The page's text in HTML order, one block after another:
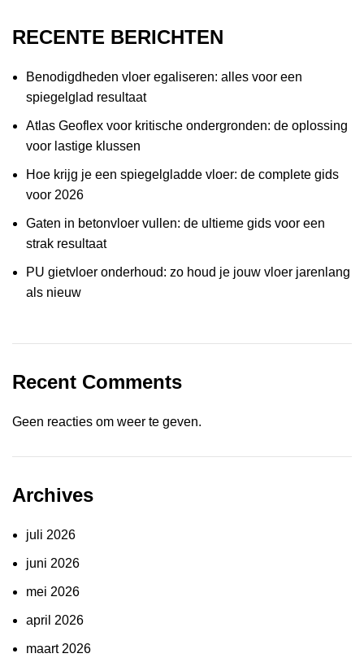
RECENTE BERICHTEN
Benodigdheden vloer egaliseren: alles voor een
spiegelglad resultaat
Atlas Geoflex voor kritische ondergronden: de oplossing
voor lastige klussen
Hoe krijg je een spiegelgladde vloer: de complete gids
voor 2026
Gaten in betonvloer vullen: de ultieme gids voor een
strak resultaat
PU gietvloer onderhoud: zo houd je jouw vloer jarenlang
als nieuw
Recent Comments
Geen reacties om weer te geven.
Archives
juli 2026
juni 2026
mei 2026
april 2026
maart 2026